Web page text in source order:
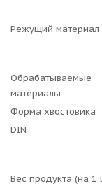
Режущий материал
Обрабатываемые
материалы
Форма хвостовика
DIN
Вес продукта (на 1